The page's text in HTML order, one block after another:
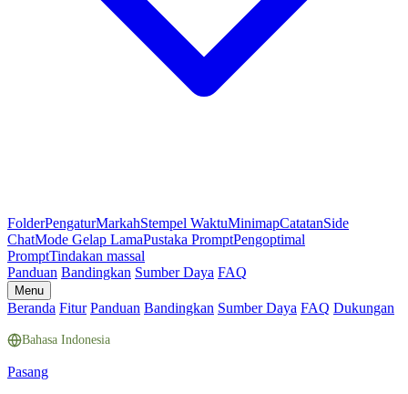
FolderPengaturMarkahStempel WaktuMinimapCatatanSide
ChatMode Gelap LamaPustaka PromptPengoptimal
PromptTindakan massal
Panduan Bandingkan Sumber Daya FAQ
Menu
Beranda Fitur Panduan Bandingkan Sumber Daya FAQ Dukungan
Bahasa Indonesia
Pasang